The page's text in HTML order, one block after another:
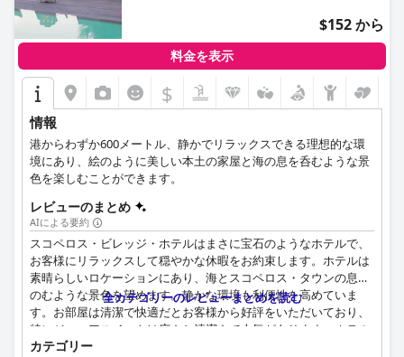
$152 から
料金を表示
$
情報
港からわずか600メートル、静かでリラックスできる理想的な環
境にあり、絵のように美しい本土の家屋と海の息を呑むような景
色を楽しむことができます。
レビューのまとめ
AIによる要約
スコペロス・ビレッジ・ホテルはまさに宝石のようなホテルで、
お客様にリラックスして穏やかな休暇をお約束します。ホテルは
素晴らしいロケーションにあり、海とスコペロス・タウンの息を
のむような景色を望めます。静かな環境も利便性を高めていま
す。お部屋は清潔で快適だとお客様から好評をいただいており、
特にジュニアスイートは広さと清潔さで人気があります。ホテル
のスタッフはフレンドリーで親切、そして協力的で、宿泊を完璧
全カテゴリーのレビューまとめを読む
カテゴリー